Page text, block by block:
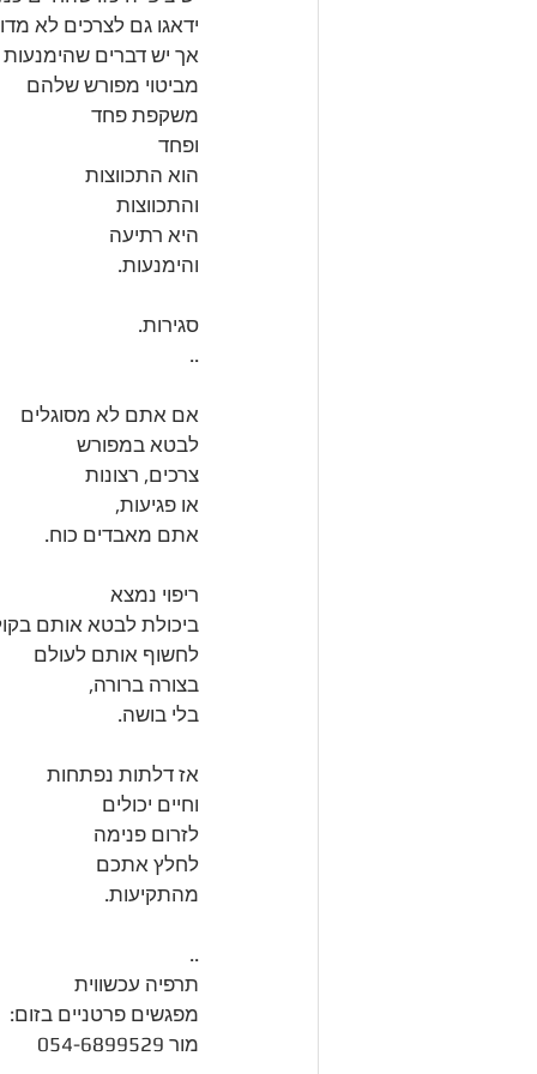
ידאגו גם לצרכים לא
אך יש דברים שהימנעות
מביטוי מפורש שלהם
משקפת פחד
ופחד
הוא התכווצות
והתכווצות
היא רתיעה
והימנעות.
סגירות.
..
אם אתם לא מסוגלים
לבטא במפורש
צרכים, רצונות
או פגיעות,
אתם מאבדים כוח.
ריפוי נמצא
ביכולת לבטא אותם
לחשוף אותם לעולם
בצורה ברורה,
בלי בושה.
אז דלתות נפתחות
וחיים יכולים
לזרום פנימה
לחלץ אתכם
מהתקיעות.
..
תרפיה עכשווית
מפגשים פרטניים בזום:
מור 054-6899529